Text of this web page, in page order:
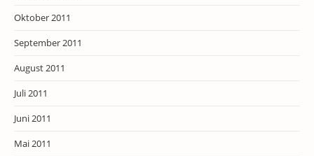
Oktober 2011
September 2011
August 2011
Juli 2011
Juni 2011
Mai 2011